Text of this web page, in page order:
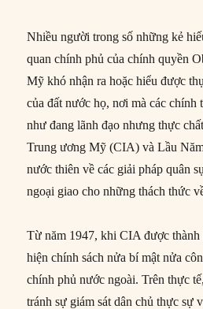
Nhiều người trong số những kẻ
quan chính phủ của chính quyền
Mỹ khó nhận ra hoặc hiểu được
của đất nước họ, nơi mà các
như đang lãnh đạo nhưng thực
Trung ương Mỹ (CIA) và Lầu
nước thiên về các giải pháp quân
ngoại giao cho những thách thức
Từ năm 1947, khi CIA được
hiện chính sách nửa bí mật nửa
chính phủ nước ngoài. Trên thực
tránh sự giám sát dân chủ thực sự